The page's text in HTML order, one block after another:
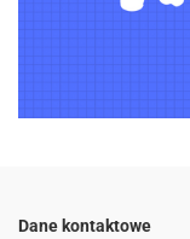
Dane kontaktowe